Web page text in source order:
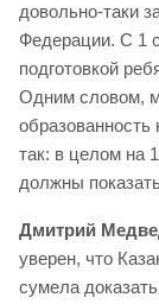
довольно-таки
Федерации. С 1
подготовкой
Одним словом,
так: в целом на
должны
Дмитрий
уверен, что
сумела